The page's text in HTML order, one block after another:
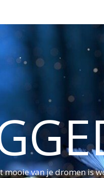
mooie van je dromen is